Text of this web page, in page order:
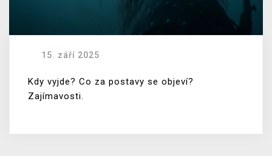
15. září 2025
Kdy vyjde? Co za postavy se objeví?
Zajímavosti.